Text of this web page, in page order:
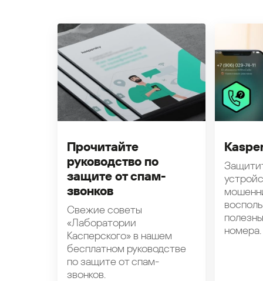
Прочитайте
руководство по
защите от спам-
звонков
Свежие советы
«Лаборатории
Касперского» в нашем
бесплатном руководстве
по защите от спам-
звонков.
номера.